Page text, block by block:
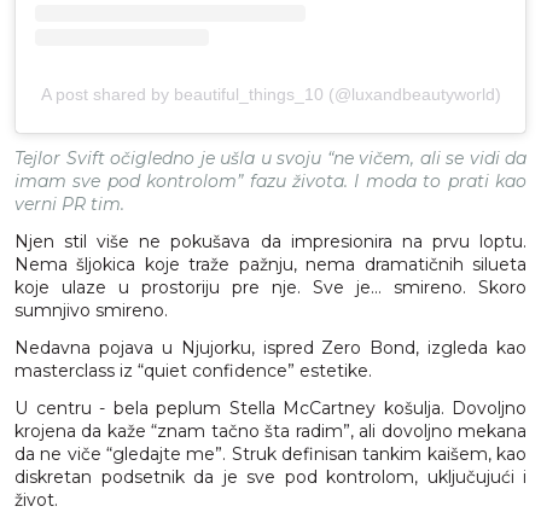
A post shared by beautiful_things_10 (@luxandbeautyworld)
Tejlor Svift očigledno je ušla u svoju “ne vičem, ali se vidi da
imam sve pod kontrolom” fazu života. I moda to prati kao
verni PR tim.
Njen stil više ne pokušava da impresionira na prvu loptu.
Nema šljokica koje traže pažnju, nema dramatičnih silueta
koje ulaze u prostoriju pre nje. Sve je… smireno. Skoro
sumnjivo smireno.
Nedavna pojava u Njujorku, ispred Zero Bond, izgleda kao
masterclass iz “quiet confidence” estetike.
U centru - bela peplum Stella McCartney košulja. Dovoljno
krojena da kaže “znam tačno šta radim”, ali dovoljno mekana
da ne viče “gledajte me”. Struk definisan tankim kaišem, kao
diskretan podsetnik da je sve pod kontrolom, uključujući i
život.